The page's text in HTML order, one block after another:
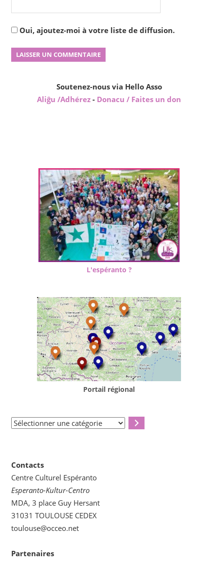
Oui, ajoutez-moi à votre liste de diffusion.
Soutenez-nous via Hello Asso
Aliĝu /Adhérez - Donacu / Faites un don
L'espéranto ?
Portail régional
Sélectionner
Contacts
Centre Culturel Espéranto
Esperanto-Kultur-Centro
MDA, 3 place Guy Hersant
31031 TOULOUSE CEDEX
toulouse@occeo.net
Partenaires